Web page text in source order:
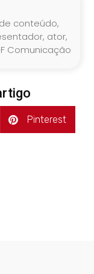
conteúdo,
ator,
Comunicação
Pinterest